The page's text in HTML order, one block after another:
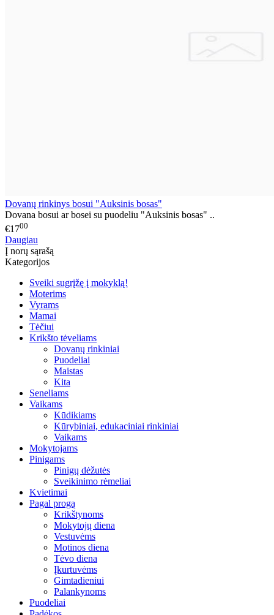
Dovanų rinkinys bosui "Auksinis bosas"
Dovana bosui ar bosei su puodeliu "Auksinis bosas" ..
€1700
Daugiau
Į norų sąrašą
Kategorijos
Sveiki sugrįžę į mokyklą!
Moterims
Vyrams
Mamai
Tėčiui
Krikšto tėveliams
Dovanų rinkiniai
Puodeliai
Maistas
Kita
Seneliams
Vaikams
Kūdikiams
Kūrybiniai, edukaciniai rinkiniai
Vaikams
Mokytojams
Pinigams
Pinigų dėžutės
Sveikinimo rėmeliai
Kvietimai
Pagal progą
Krikštynoms
Mokytojų diena
Vestuvėms
Motinos diena
Tėvo diena
Įkurtuvėms
Gimtadieniui
Palankynoms
Puodeliai